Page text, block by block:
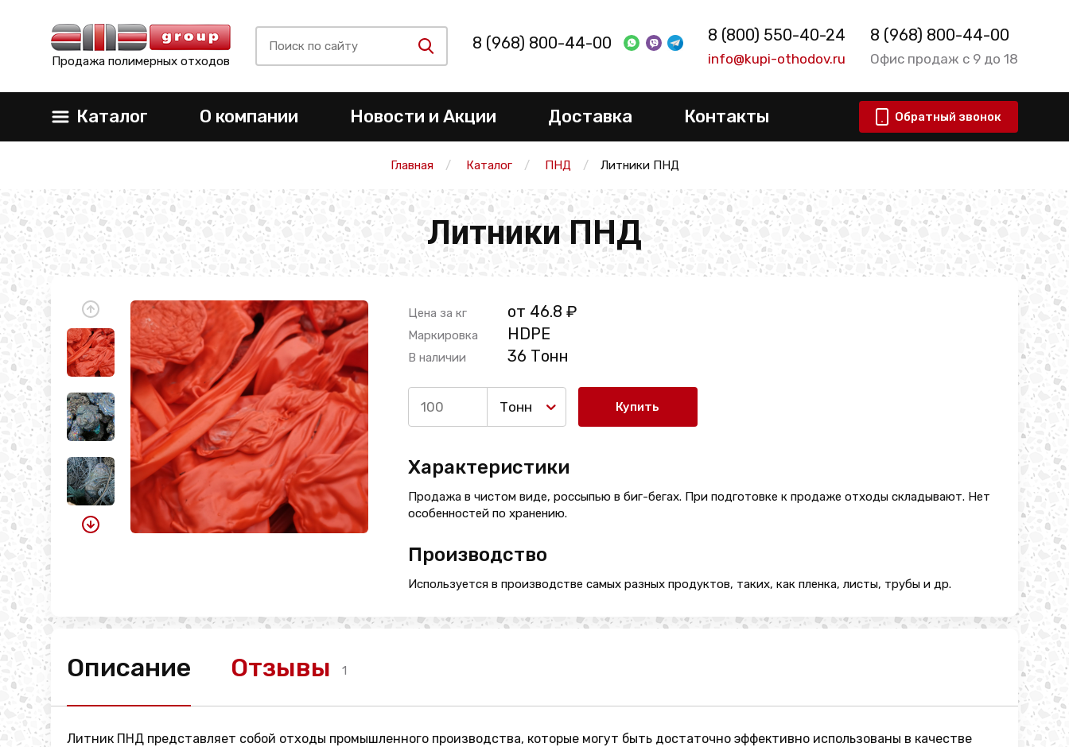
Продажа полимерных отходов
8 (968) 800-44-00 8 (800) 550-40-24
info@kupi-othodov.ru
8 (968) 800-44-00
Офис продаж с 9 до 18
Каталог О компании Новости и Акции Доставка Контакты Обратный звонок
Главная Каталог ПНД Литники ПНД
Литники ПНД
Цена за кг от 46.8 ₽
Маркировка HDPE
В наличии 36 Тонн
Тонн Купить
Характеристики
Продажа в чистом виде, россыпью в биг-бегах. При подготовке к продаже отходы складывают. Нет
особенностей по хранению.
Производство
Используется в производстве самых разных продуктов, таких, как пленка, листы, трубы и др.
Описание Отзывы 1
Литник ПНД представляет собой отходы промышленного производства, которые могут быть достаточно эффективно использованы в качестве